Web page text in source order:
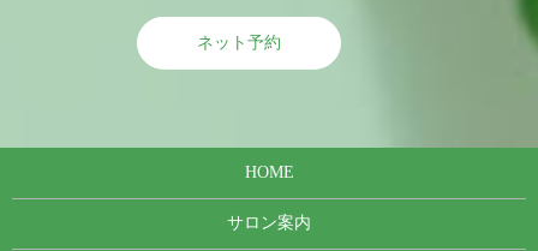
ネット予約
HOME
サロン案内